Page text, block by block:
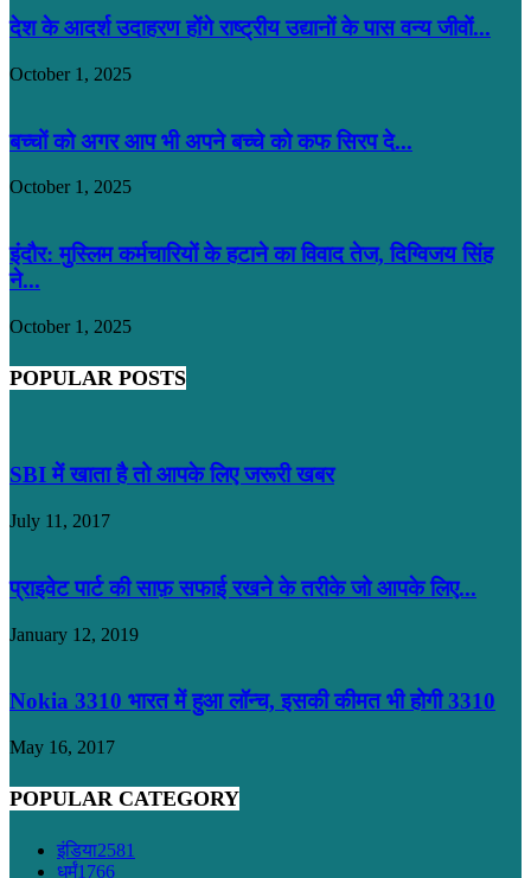
देश के आदर्श उदाहरण होंगे राष्ट्रीय उद्यानों के पास वन्य जीवों...
October 1, 2025
बच्चों को अगर आप भी अपने बच्चे को कफ सिरप दे...
October 1, 2025
इंदौर: मुस्लिम कर्मचारियों के हटाने का विवाद तेज, दिग्विजय सिंह
ने...
October 1, 2025
POPULAR POSTS
SBI में खाता है तो आपके लिए जरूरी खबर
July 11, 2017
प्राइवेट पार्ट की साफ़ सफाई रखने के तरीके जो आपके लिए...
January 12, 2019
Nokia 3310 भारत में हुआ लॉन्च, इसकी कीमत भी होगी 3310
May 16, 2017
POPULAR CATEGORY
इंडिया2581
धर्मं1766